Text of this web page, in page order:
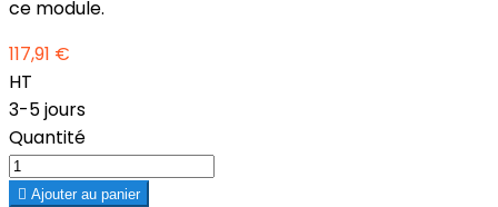
ce module.
117,91 €
HT
3-5 jours
Quantité
 Ajouter au panier